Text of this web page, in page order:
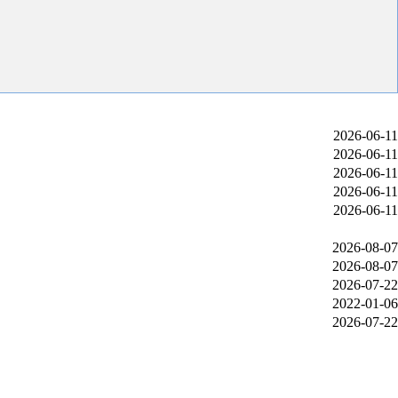
2026-06-11
2026-06-11
2026-06-11
2026-06-11
2026-06-11
2026-08-07
2026-08-07
2026-07-22
2022-01-06
2026-07-22